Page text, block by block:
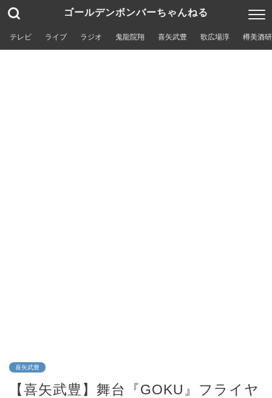
ゴールデンボンバーちゃんねる
テレビ ライブ ラジオ 鬼龍院翔 喜矢武豊 歌広場淳 樽美酒
喜矢武豊
【喜矢武豊】舞台『GOKU』フライヤ